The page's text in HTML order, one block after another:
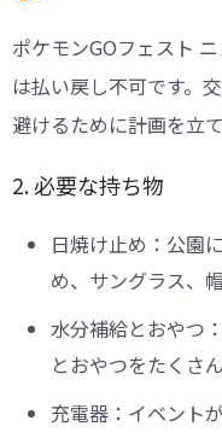
ポケモンGOフェスト
は払い戻し不可です。
避けるために計画を立
2. 必要な持ち物
日焼け止め：公園
め、サングラス、
水分補給とおやつ
とおやつをたくさ
充電器：イベント